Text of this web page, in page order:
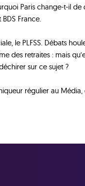
Paris change-t-il
France.
le PLFSS. Débats
des retraites : mais
sur ce sujet ?
régulier au Média,